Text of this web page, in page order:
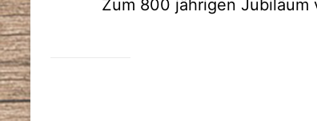
Zum 800 jährigen